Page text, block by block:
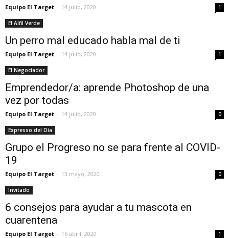
Equipo El Target - 14 julio, 2020 1
El Alfil Verde
Un perro mal educado habla mal de ti
Equipo El Target - 14 julio, 2020 1
El Negociador
Emprendedor/a: aprende Photoshop de una
vez por todas
Equipo El Target - 14 julio, 2020 0
Expresso del Día
Grupo el Progreso no se para frente al COVID-
19
Equipo El Target - 13 mayo, 2020 0
Invitado
6 consejos para ayudar a tu mascota en
cuarentena
Equipo El Target - 16 abril, 2020 1